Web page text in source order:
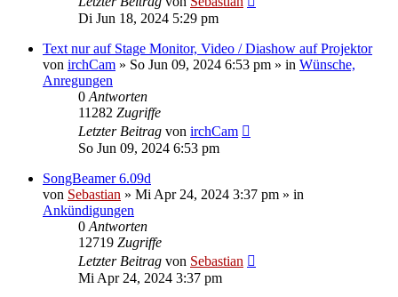
Di Jun 18, 2024 5:29 pm
Text nur auf Stage Monitor, Video / Diashow auf Projektor
von irchCam » So Jun 09, 2024 6:53 pm » in Wünsche,
Anregungen
0 Antworten
11282 Zugriffe
Letzter Beitrag von irchCam
So Jun 09, 2024 6:53 pm
SongBeamer 6.09d
von Sebastian » Mi Apr 24, 2024 3:37 pm » in
Ankündigungen
0 Antworten
12719 Zugriffe
Letzter Beitrag von Sebastian
Mi Apr 24, 2024 3:37 pm